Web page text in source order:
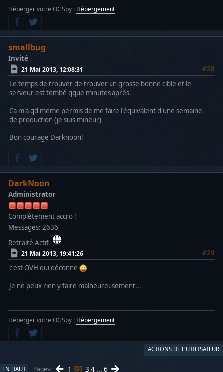
Héberger votre OGSpy : Hébergement
smallbug
Invité
21 Mai 2013, 12:08:31
#28
Le temps de trouver de trouver un grosse bonne cible et le
serveur est tombé qque minutes après.
Ca m'a qd meme permis de me faire l'équivalent d'une semaine
de production (je suis mineur)
Bon courage Darknoon!
DarkNoon
Administrator
Complètement accro !
Messages: 2636
Retraité Actif
21 Mai 2013, 19:41:26
#29
c'est OVH qui déconne
Je ne peux rien y faire malheureusement...
Héberger votre OGSpy : Hébergement
ACTIONS DE L'UTILISATEUR
EN HAUT Pages 1 2 3 4 ... 6